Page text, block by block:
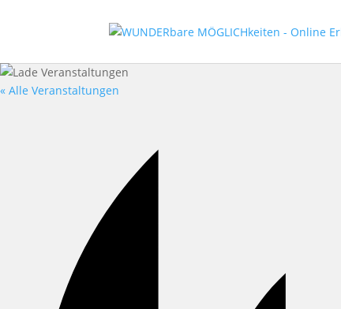
« Alle Veranstaltungen